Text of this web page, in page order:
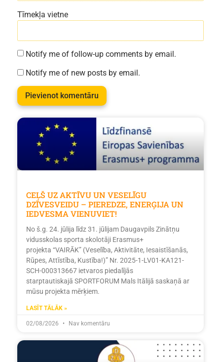
Tīmekļa vietne
Notify me of follow-up comments by email.
Notify me of new posts by email.
CEĻŠ UZ AKTĪVU UN VESELĪGU
DZĪVESVEIDU – PIEREDZE, ENERĢIJA UN
IEDVESMA VIENUVIET!
No š.g. 24. jūlija līdz 31. jūlijam Daugavpils Zinātņu
vidusskolas sporta skolotāji Erasmus+
projekta “VAIRĀK” (Veselība, Aktivitāte, Iesaistīšanās,
Rūpes, Attīstība, Kustība!)” Nr. 2025-1-LV01-KA121-
SCH-000313667 ietvaros piedalījās
starptautiskajā SPORTFORUM Mals Itālijā saskaņā ar
mūsu projekta mērķiem.
LASĪT TĀLĀK »
02/08/2026 Nav komentāru